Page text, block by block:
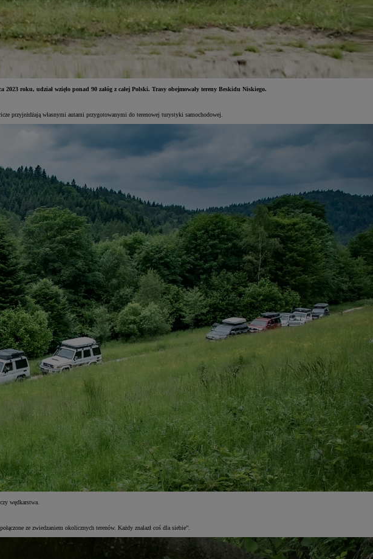
roku, udział wzięło ponad 90 załóg z całej Polski. Trasy obejmowały tereny Beskidu Niskiego.
przyjeżdżają własnymi autami przygotowanymi do terenowej turystyki samochodowej.
wędkarstwa.
ze zwiedzaniem okolicznych terenów. Każdy znalazł coś dla siebie”.